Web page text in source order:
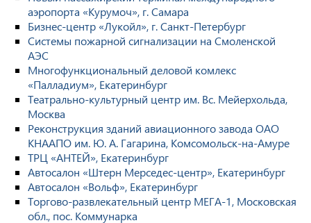
аэропорта «Курумоч», г. Самара
Бизнес-центр «Лукойл», г. Санкт-Петербург
Системы пожарной сигнализации на Смоленской
АЭС
Многофункциональный деловой комлекс
«Палладиум», Екатеринбург
Театрально-культурный центр им. Вс. Мейерхольда,
Москва
Реконструкция зданий авиационного завода ОАО
КНААПО им. Ю. А. Гагарина, Комсомольск-на-Амуре
ТРЦ «АНТЕЙ», Екатеринбург
Автосалон «Штерн Мерседес-центр», Екатеринбург
Автосалон «Вольф», Екатеринбург
Торгово-развлекательный центр МЕГА-1, Московская
обл., пос. Коммунарка